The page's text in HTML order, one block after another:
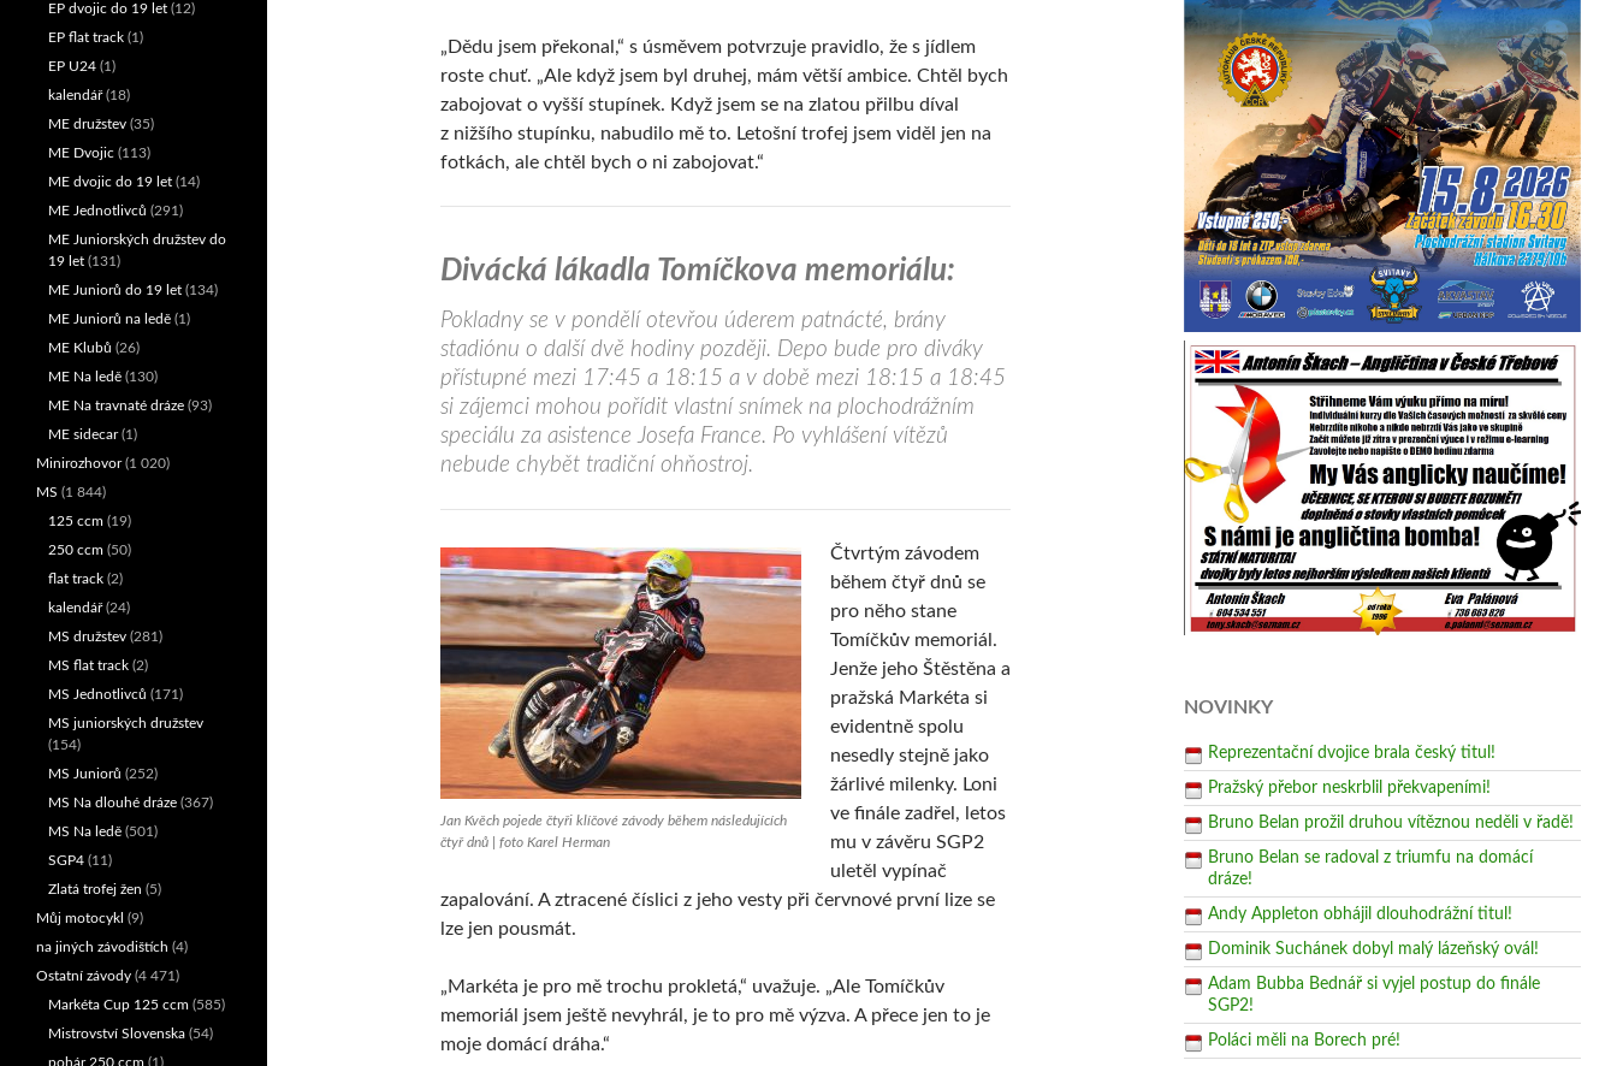
„Dědu jsem překonal,“ s úsměvem potvrzuje pravidlo, že s jídlem
roste chuť. „Ale když jsem byl druhej, mám větší ambice. Chtěl bych
zabojovat o vyšší stupínek. Když jsem se na zlatou přilbu díval
z nižšího stupínku, nabudilo mě to. Letošní trofej jsem viděl jen na
fotkách, ale chtěl bych o ni zabojovat.“
Divácká lákadla Tomíčkova memoriálu:
Pokladny se v pondělí otevřou úderem patnácté, brány
stadiónu o další dvě hodiny později. Depo bude pro diváky
přístupné mezi 17:45 a 18:15 a v době mezi 18:15 a 18:45
si zájemci mohou pořídit vlastní snímek na plochodrážním
speciálu za asistence Josefa France. Po vyhlášení vítězů
nebude chybět tradiční ohňostroj.
Jan Kvěch pojede čtyři klíčové závody během následujících
čtyř dnů | foto Karel Herman
Čtvrtým závodem
během čtyř dnů se
pro něho stane
Tomíčkův memoriál.
Jenže jeho Štěstěna a
pražská Markéta si
evidentně spolu
nesedly stejně jako
žárlivé milenky. Loni
ve finále zadřel, letos
mu v závěru SGP2
uletěl vypínač
zapalování. A ztracené číslici z jeho vesty při červnové první lize se
lze jen pousmát.
„Markéta je pro mě trochu prokletá,“ uvažuje. „Ale Tomíčkův
memoriál jsem ještě nevyhrál, je to pro mě výzva. A přece jen to je
moje domácí dráha.“
NOVINKY
Reprezentační dvojice brala český titul!
Pražský přebor neskrblil překvapeními!
Bruno Belan prožil druhou vítěznou neděli v řadě!
Bruno Belan se radoval z triumfu na domácí
dráze!
Andy Appleton obhájil dlouhodrážní titul!
Dominik Suchánek dobyl malý lázeňský ovál!
Adam Bubba Bednář si vyjel postup do finále
SGP2!
Poláci měli na Borech pré!
EP dvojic do 19 let (12)
EP flat track (1)
EP U24 (1)
kalendář(18)
ME družstev (35)
ME Dvojic (113)
ME dvojic do 19 let (14)
ME Jednotlivců (291)
ME Juniorských družstev do
19 let (131)
ME Juniorů do 19 let (134)
ME Juniorů na ledě (1)
ME Klubů (26)
ME Na ledě (130)
ME Na travnaté dráze (93)
ME sidecar(1)
Minirozhovor(1 020)
MS (1 844)
125 ccm (19)
250 ccm (50)
flat track (2)
kalendář(24)
MS družstev (281)
MS flat track (2)
MS Jednotlivců (171)
MS juniorských družstev
(154)
MS Juniorů (252)
MS Na dlouhé dráze (367)
MS Na ledě (501)
SGP4 (11)
Zlatá trofej žen (5)
Můj motocykl (9)
na jiných závodištích (4)
Ostatní závody (4 471)
Markéta Cup 125 ccm (585)
Mistrovství Slovenska (54)
pohár 250 ccm (1)